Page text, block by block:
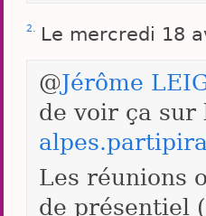
2. Le mercredi 18
@Jérôme
de voir ça
Les réunions
de présentiel